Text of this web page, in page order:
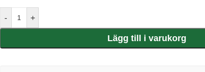
- +
Lägg till i varukorg